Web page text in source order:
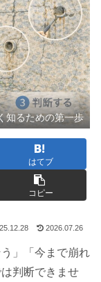
知るための第一歩
はてブ
コピー
2026.07.26
」「今まで崩れ
判断できませ